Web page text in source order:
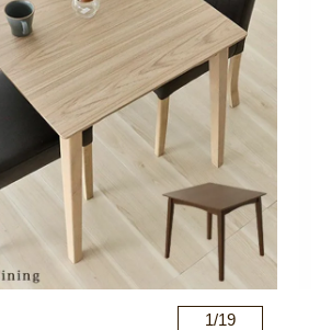
冷感寝具 ワークデスク ウィルトンラ
1/19